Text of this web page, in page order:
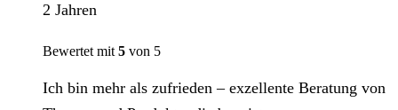
2 Jahren
Bewertet mit 5 von 5
Ich bin mehr als zufrieden – exzellente Beratung von